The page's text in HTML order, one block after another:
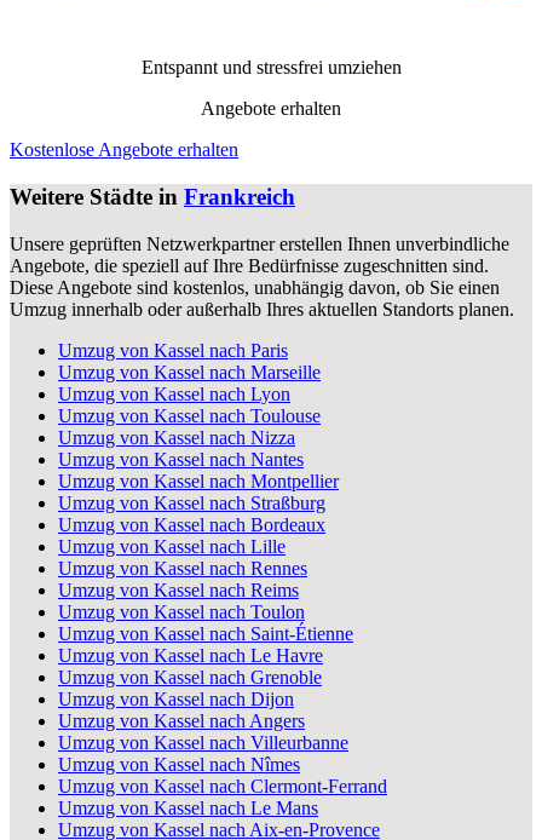
Entspannt und stressfrei umziehen
Angebote erhalten
Kostenlose Angebote erhalten
Weitere Städte in Frankreich
Unsere geprüften Netzwerkpartner erstellen Ihnen unverbindliche
Angebote, die speziell auf Ihre Bedürfnisse zugeschnitten sind.
Diese Angebote sind kostenlos, unabhängig davon, ob Sie einen
Umzug innerhalb oder außerhalb Ihres aktuellen Standorts planen.
Umzug von Kassel nach Paris
Umzug von Kassel nach Marseille
Umzug von Kassel nach Lyon
Umzug von Kassel nach Toulouse
Umzug von Kassel nach Nizza
Umzug von Kassel nach Nantes
Umzug von Kassel nach Montpellier
Umzug von Kassel nach Straßburg
Umzug von Kassel nach Bordeaux
Umzug von Kassel nach Lille
Umzug von Kassel nach Rennes
Umzug von Kassel nach Reims
Umzug von Kassel nach Toulon
Umzug von Kassel nach Saint-Étienne
Umzug von Kassel nach Le Havre
Umzug von Kassel nach Grenoble
Umzug von Kassel nach Dijon
Umzug von Kassel nach Angers
Umzug von Kassel nach Villeurbanne
Umzug von Kassel nach Nîmes
Umzug von Kassel nach Clermont-Ferrand
Umzug von Kassel nach Le Mans
Umzug von Kassel nach Aix-en-Provence